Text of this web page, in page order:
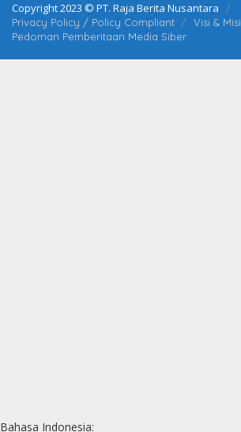
Copyright 2023 © PT. Raja Berita Nusantara
Privacy Policy / Policy Compliant Visi & Misi
Pedoman Pemberitaan Media Siber
Bahasa Indonesia: